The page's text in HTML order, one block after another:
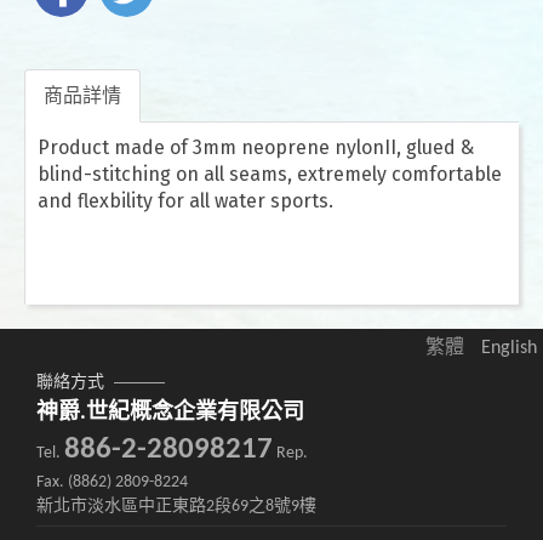
商品詳情
Product made of 3mm neoprene nylonII, glued &
blind-stitching on all seams, extremely comfortable
and flexbility for all water sports.
繁體 English
聯絡方式
神爵.世紀概念企業有限公司
Tel. 886-2-28098217 Rep.
Fax. (8862) 2809-8224
新北市淡水區中正東路2段69之8號9樓